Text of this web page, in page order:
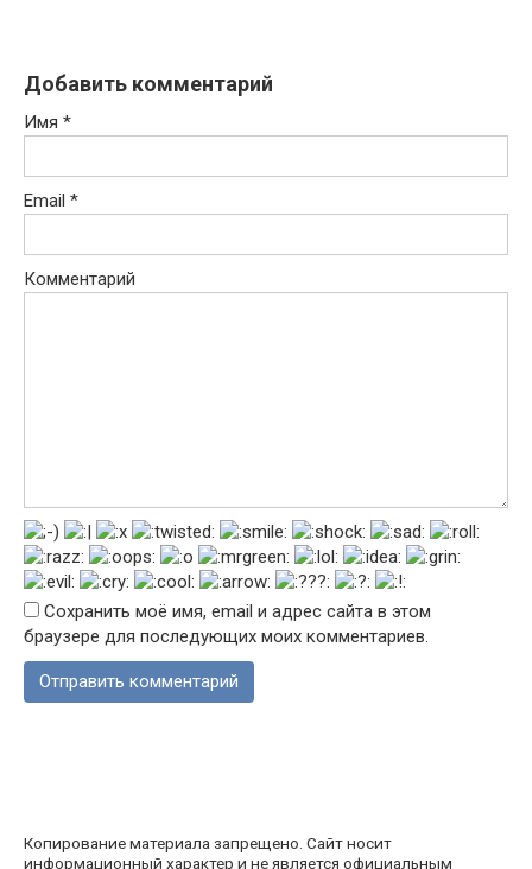
Добавить комментарий
Имя *
Email *
Комментарий
Сохранить моё имя, email и адрес сайта в этом
браузере для последующих моих комментариев.
Копирование материала запрещено. Сайт носит
информационный характер и не является официальным